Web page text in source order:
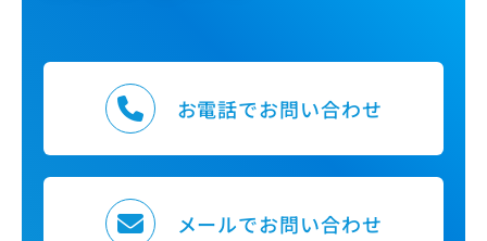
お電話でお問い合わせ
メールでお問い合わせ